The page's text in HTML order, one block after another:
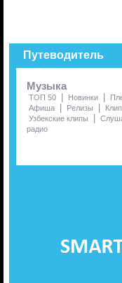
Путеводитель
Музыка
ТОП 50 | Новинки |
Афиша | Релизы |
Узбекские клипы |
радио